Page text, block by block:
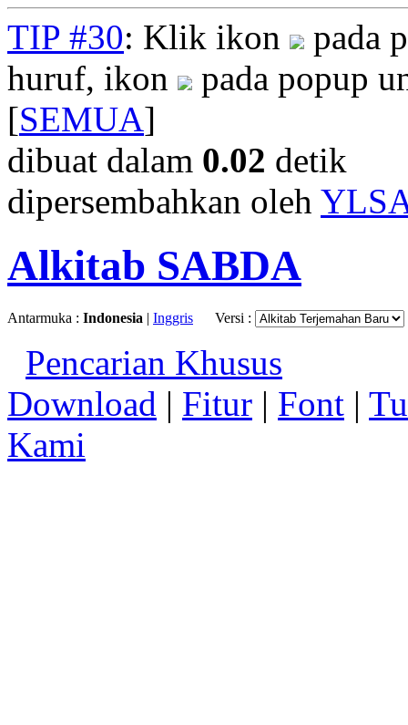
TIP #30: Klik ikon
pada
huruf, ikon
pada popup
[SEMUA]
dibuat dalam 0.02 detik
dipersembahkan oleh
Alkitab SABDA
Antarmuka : Indonesia | Inggris Versi :
Pencarian Khusus
Download | Fitur | Font |
Kami